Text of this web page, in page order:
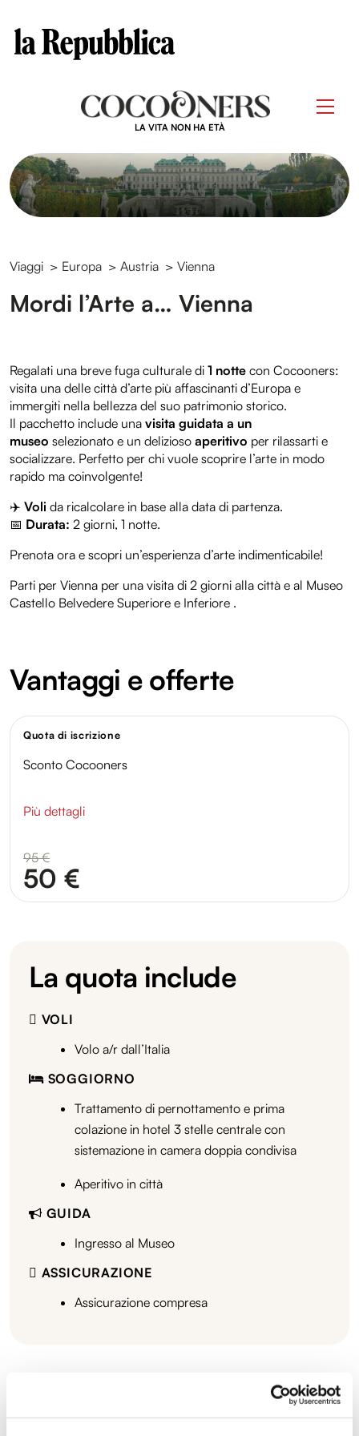
LA VITA NON HA ETÀ
Viaggi > Europa > Austria > Vienna
Mordi l’Arte a… Vienna
Regalati una breve fuga culturale di 1 notte con Cocooners:
visita una delle città d’arte più affascinanti d’Europa e
immergiti nella bellezza del suo patrimonio storico.
Il pacchetto include una visita guidata a un
museo selezionato e un delizioso aperitivo per rilassarti e
socializzare. Perfetto per chi vuole scoprire l’arte in modo
rapido ma coinvolgente!
✈️ Voli da ricalcolare in base alla data di partenza.
📅 Durata: 2 giorni, 1 notte.
Prenota ora e scopri un’esperienza d’arte indimenticabile!
Parti per Vienna per una visita di 2 giorni alla città e al Museo
Castello Belvedere Superiore e Inferiore .
Vantaggi e offerte
Quota di iscrizione
Sconto Cocooners
Più dettagli
95 €
50 €
La quota include
VOLI
Volo a/r dall’Italia
SOGGIORNO
Trattamento di pernottamento e prima
colazione in hotel 3 stelle centrale con
sistemazione in camera doppia condivisa
Aperitivo in città
GUIDA
Ingresso al Museo
ASSICURAZIONE
Assicurazione compresa
Date e tariffe disponibili